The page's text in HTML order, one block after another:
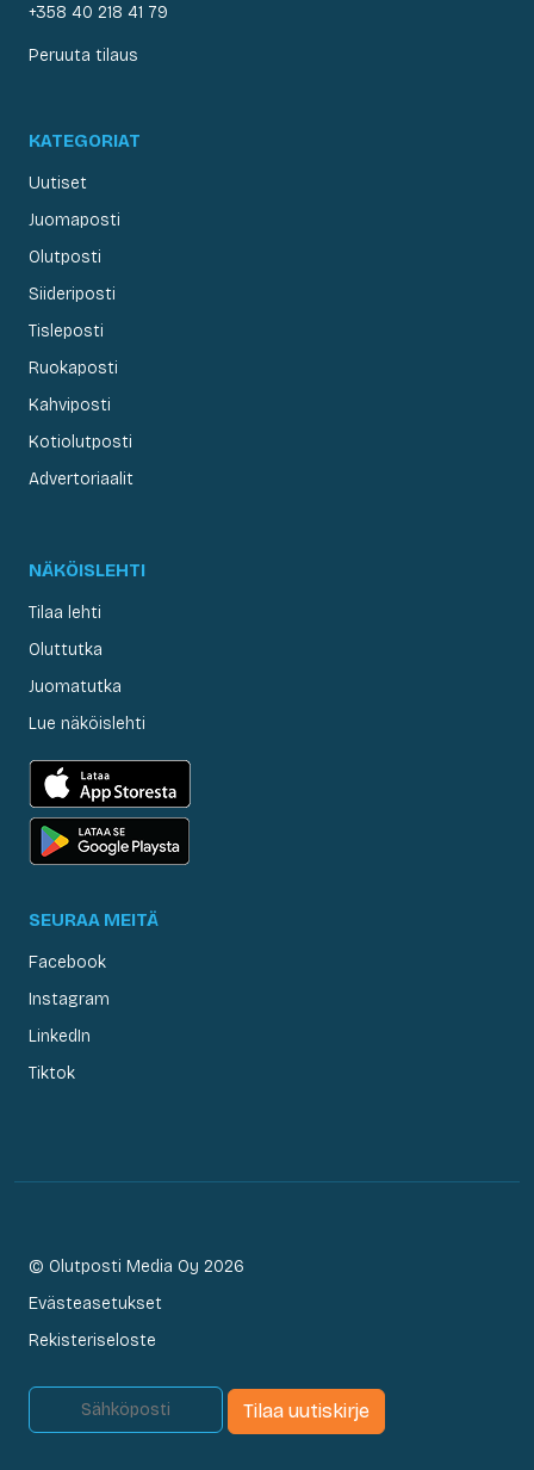
+358 40 218 41 79
Peruuta tilaus
KATEGORIAT
Uutiset
Juomaposti
Olutposti
Siideriposti
Tisleposti
Ruokaposti
Kahviposti
Kotiolutposti
Advertoriaalit
NÄKÖISLEHTI
Tilaa lehti
Oluttutka
Juomatutka
Lue näköislehti
SEURAA MEITÄ
Facebook
Instagram
LinkedIn
Tiktok
© Olutposti Media Oy 2026
Evästeasetukset
Rekisteriseloste
Tilaa uutiskirje